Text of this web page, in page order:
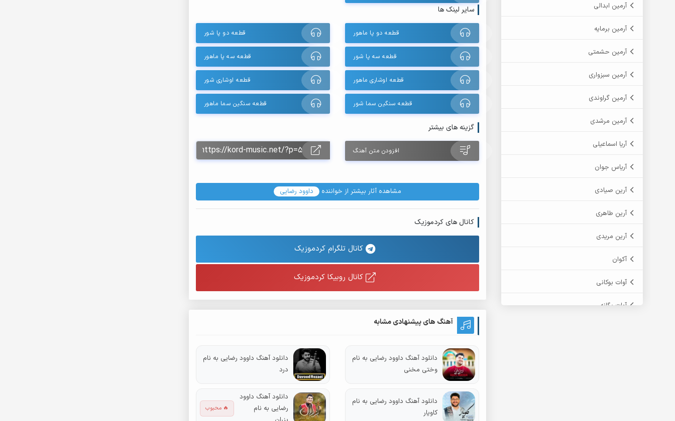
آرمین ابدالی
آرمین برمایه
آرمین حشمتی
آرمین سبزواری
آرمین گراوندی
آرمین مرشدی
آریا اسماعیلی
آریاس جوان
آرین صیادی
آرین طاهری
آرین مریدی
آکوان
آوات بوکانی
آوات یگانه
سایر لینک ها
قطعه دو پا ماهور قطعه دو پا شور
قطعه سه پا شور قطعه سه پا ماهور
قطعه اوشاری ماهور قطعه اوشاری شور
قطعه سنگین سما شور قطعه سنگین سما ماهور
گزینه های بیشتر
افزودن متن آهنگ
مشاهده آثار بیشتر از خواننده داوود رضایی
کانال های کردموزیک
کانال تلگرام کردموزیک
کانال روبیکا کردموزیک
آهنگ های پیشنهادی مشابه
دانلود آهنگ داوود رضایی به نام
وختی مخنی
دانلود آهنگ داوود رضایی به نام
درد
دانلود آهنگ داوود رضایی به نام
کاویار
دانلود آهنگ داوود
رضایی به نام
🔥 محبوب